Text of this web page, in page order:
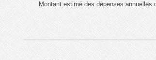
Montant estimé des dépenses